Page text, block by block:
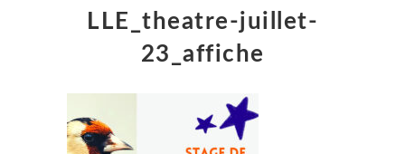
LLE_theatre-juillet-
23_affiche